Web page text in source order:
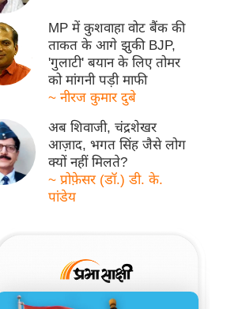
MP में कुशवाहा वोट बैंक की
ताकत के आगे झुकी BJP,
'गुलाटी' बयान के लिए तोमर
को मांगनी पड़ी माफी
~ नीरज कुमार दुबे
अब शिवाजी, चंद्रशेखर
आज़ाद, भगत सिंह जैसे लोग
क्यों नहीं मिलते?
~ प्रोफ़ेसर (डॉ.) डी. के.
पांडेय